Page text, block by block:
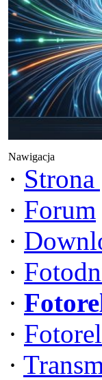
Nawigacja
· Strona
· Forum
·
·
·
·
·